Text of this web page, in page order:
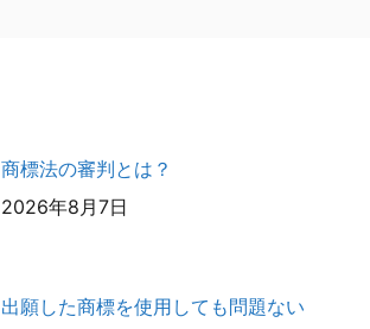
商標法の審判とは？
2026年8月7日
出願した商標を使用しても問題ない